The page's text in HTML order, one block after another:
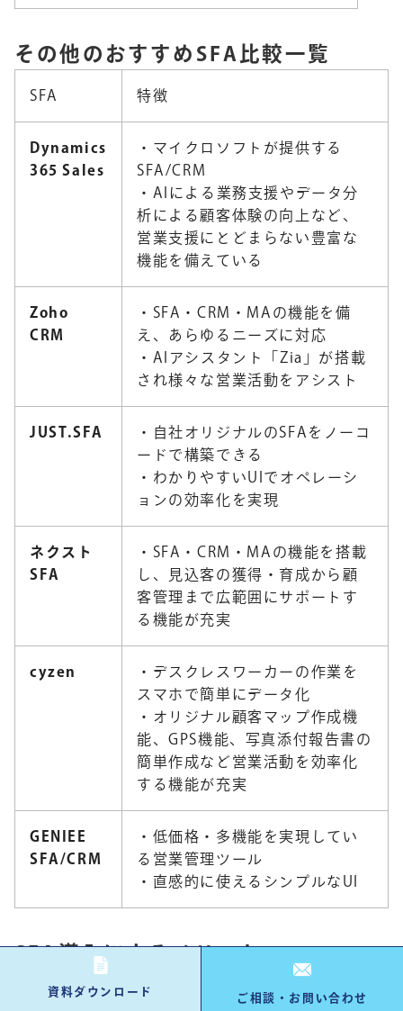
その他のおすすめSFA比較一覧
SFA 特徴
Dynamics
365 Sales
・マイクロソフトが提供する
SFA/CRM
・AIによる業務支援やデータ分
析による顧客体験の向上など、
営業支援にとどまらない豊富な
機能を備えている
Zoho
CRM
・SFA・CRM・MAの機能を備
え、あらゆるニーズに対応
・AIアシスタント「Zia」が搭載
され様々な営業活動をアシスト
JUST.SFA
・自社オリジナルのSFAをノーコ
ードで構築できる
・わかりやすいUIでオペレーシ
ョンの効率化を実現
ネクスト
SFA
・SFA・CRM・MAの機能を搭載
し、見込客の獲得・育成から顧
客管理まで広範囲にサポートす
る機能が充実
cyzen
・デスクレスワーカーの作業を
スマホで簡単にデータ化
・オリジナル顧客マップ作成機
能、GPS機能、写真添付報告書の
簡単作成など営業活動を効率化
する機能が充実
GENIEE
SFA/CRM
・低価格・多機能を実現してい
る営業管理ツール
・直感的に使えるシンプルなUI
SFA導入によるメリット
資料ダウンロード
ご相談・お問い合わせ